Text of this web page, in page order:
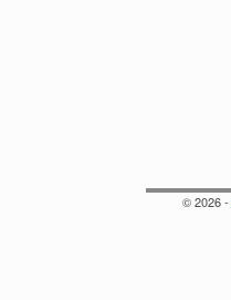
© 2026 -